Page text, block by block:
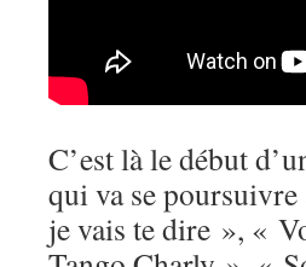
C’est là le début
qui va se
je vais te dire », «